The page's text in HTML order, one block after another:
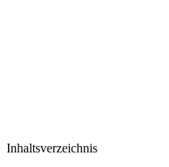
Inhaltsverzeichnis